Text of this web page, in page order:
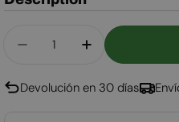
Abrir medios 1 en modal
Disminuir Cantidad
Aumentar
Devolución en 30 días